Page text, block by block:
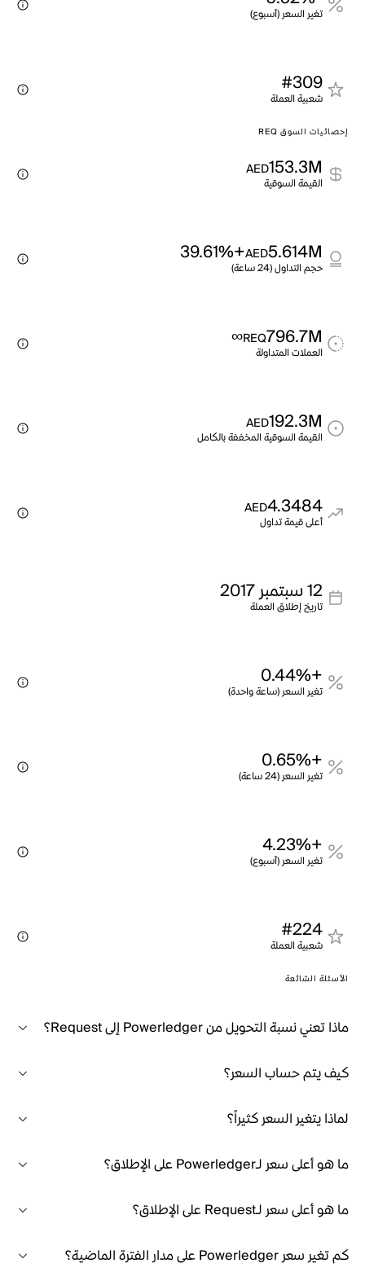
تغير السعر (أسبوع)
#309
شعبية العملة
إحصائيات السوق REQ
153.3M
AED
القيمة السوقية
5.614M
AED
+39.61%
حجم التداول (24 ساعة)
796.7M
REQ
∞
العملات المتداولة
192.3M
AED
القيمة السوقية المخففة بالكامل
4.3484
AED
أعلى قيمة تداول
12 سبتمبر 2017
تاريخ إطلاق العملة
+0.44%
تغير السعر (ساعة واحدة)
+0.65%
تغير السعر (24 ساعة)
+4.23%
تغير السعر (أسبوع)
#224
شعبية العملة
الأسئلة الشائعة
ماذا تعني نسبة التحويل من Powerledger إلى Request؟
كيف يتم حساب السعر؟
لماذا يتغير السعر كثيراً؟
ما هو أعلى سعر لـPowerledger على الإطلاق؟
ما هو أعلى سعر لـRequest على الإطلاق؟
كم تغير سعر Powerledger على مدار الفترة الماضية؟